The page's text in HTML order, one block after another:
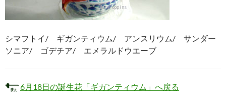
シマフトイ/ ギガンティウム/ アンスリウム/ サンダー
ソニア/ ゴデチア/ エメラルドウエーブ
6月18日の誕生花「ギガンティウム」へ戻る